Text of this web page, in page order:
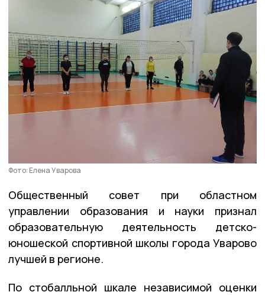
Фото: Елена Уварова
Общественный совет при областном
управлении образования и науки признал
образовательную деятельность детско-
юношеской спортивной школы города Уварово
лучшей в регионе.
По стобалльной шкале независимой оценки